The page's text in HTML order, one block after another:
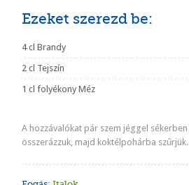
Ezeket szerezd be:
4 cl Brandy
2 cl Tejszín
1 cl folyékony Méz
A hozzávalókat pár szem jéggel sékerben
összerázzuk, majd koktélpohárba szűrjük.